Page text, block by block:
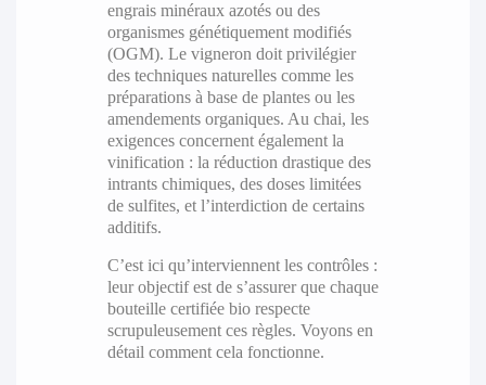
engrais minéraux azotés ou des
organismes génétiquement modifiés
(OGM). Le vigneron doit privilégier
des techniques naturelles comme les
préparations à base de plantes ou les
amendements organiques. Au chai, les
exigences concernent également la
vinification : la réduction drastique des
intrants chimiques, des doses limitées
de sulfites, et l’interdiction de certains
additifs.
C’est ici qu’interviennent les contrôles :
leur objectif est de s’assurer que chaque
bouteille certifiée bio respecte
scrupuleusement ces règles. Voyons en
détail comment cela fonctionne.